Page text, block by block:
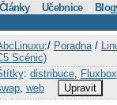
Články Učebnice
:/ Poradna/
Scénic)
: distribuce, Fluxbox
, web Upravit